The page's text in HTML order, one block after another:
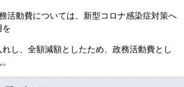
動費については、新型コロナ感染症対策へ
を
、全額減額としたため、政務活動費とし